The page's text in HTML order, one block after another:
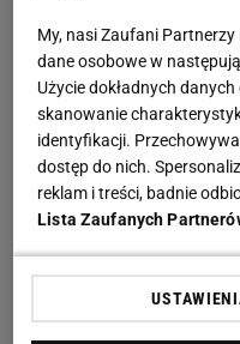
My, nasi Zaufani
dane osobowe w
Użycie dokładnych
skanowanie
identyfikacji.
dostęp do nich.
reklam i treści, badnie
Lista Zaufanych